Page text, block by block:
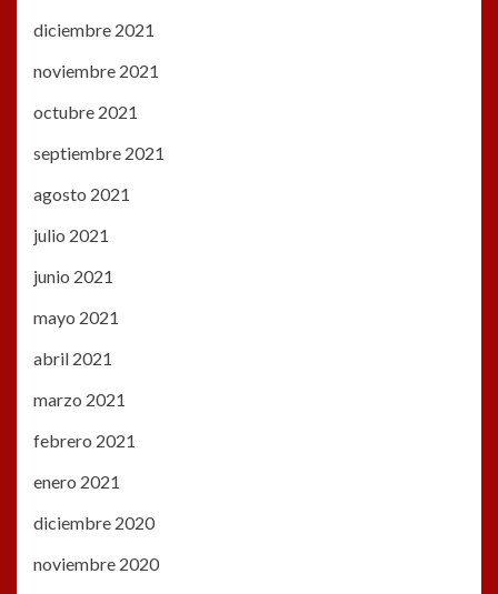
diciembre 2021
noviembre 2021
octubre 2021
septiembre 2021
agosto 2021
julio 2021
junio 2021
mayo 2021
abril 2021
marzo 2021
febrero 2021
enero 2021
diciembre 2020
noviembre 2020